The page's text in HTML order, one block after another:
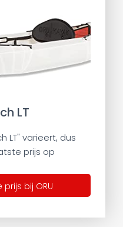
LT
LT" varieert, dus
prijs op
bij ORU